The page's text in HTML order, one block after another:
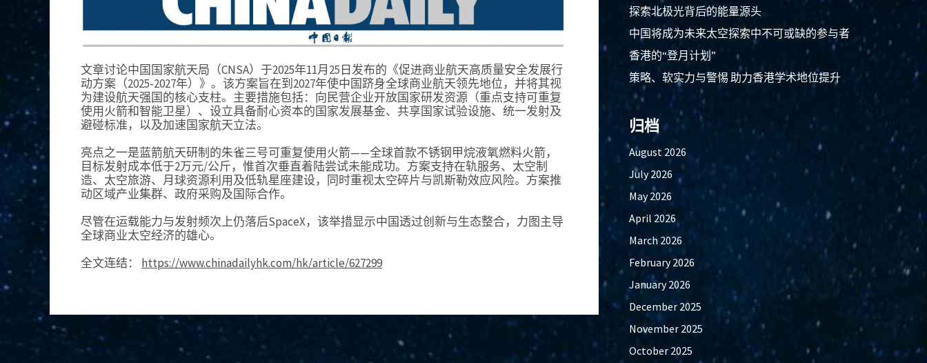
文章讨论中国国家航天局（CNSA）于2025年11月25日发布的《促进商业航天高质量安全发展行
动方案（2025-2027年）》。该方案旨在到2027年使中国跻身全球商业航天领先地位，并将其视
为建设航天强国的核心支柱。主要措施包括：向民营企业开放国家研发资源（重点支持可重复
使用火箭和智能卫星）、设立具备耐心资本的国家发展基金、共享国家试验设施、统一发射及
避碰标准，以及加速国家航天立法。
亮点之一是蓝箭航天研制的朱雀三号可重复使用火箭——全球首款不锈钢甲烷液氧燃料火箭，
目标发射成本低于2万元/公斤，惟首次垂直着陆尝试未能成功。方案支持在轨服务、太空制
造、太空旅游、月球资源利用及低轨星座建设，同时重视太空碎片与凯斯勒效应风险。方案推
动区域产业集群、政府采购及国际合作。
尽管在运载能力与发射频次上仍落后SpaceX，该举措显示中国透过创新与生态整合，力图主导
全球商业太空经济的雄心。
全文连结： https://www.chinadailyhk.com/hk/article/627299
探索北极光背后的能量源头
中国将成为未来太空探索中不可或缺的参与者
香港的“登月计划”
策略、软实力与警惕 助力香港学术地位提升
归档
August 2026
July 2026
May 2026
April 2026
March 2026
February 2026
January 2026
December 2025
November 2025
October 2025